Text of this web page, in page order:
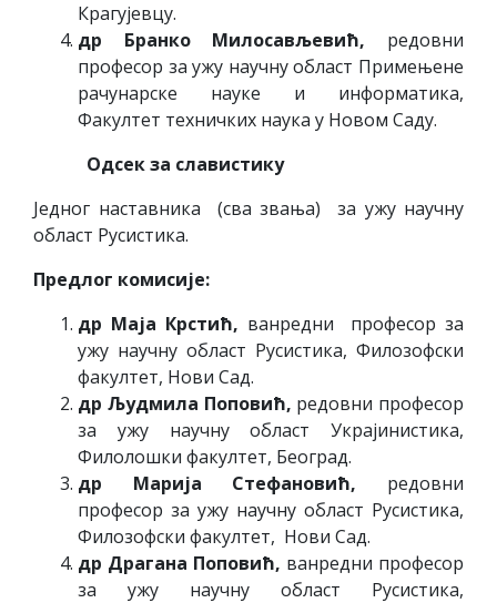
Крагујевцу.
др Бранко Милосављевић, редовни
професор за ужу научну област Примењене
рачунарске науке и информатика,
Факултет техничких наука у Новом Саду.
Одсек за славистику
Једног наставника (сва звања) за ужу научну
област Русистика.
Предлог комисије:
др Маја Крстић, ванредни професор за
ужу научну област Русистика, Филозофски
факултет, Нови Сад.
др Људмила Поповић, редовни професор
за ужу научну област Украјинистика,
Филолошки факултет, Београд.
др Марија Стефановић, редовни
професор за ужу научну област Русистика,
Филозофски факултет, Нови Сад.
др Драгана Поповић, ванредни професор
за ужу научну област Русистика,